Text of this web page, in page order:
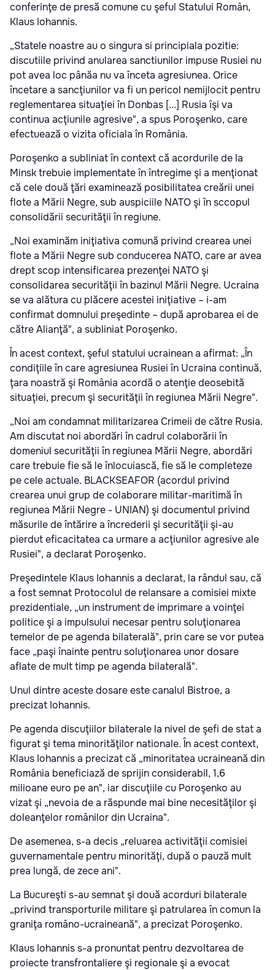
conferinţe de presă comune cu şeful Statului Român,
Klaus Iohannis.
„Statele noastre au o singura si principiala pozitie:
discutiile privind anularea sanctiunilor impuse Rusiei nu
pot avea loc pânăa nu va înceta agresiunea. Orice
încetare a sancţiunilor va fi un pericol nemijlocit pentru
reglementarea situaţiei în Donbas [...] Rusia îşi va
continua acţiunile agresive", a spus Poroşenko, care
efectuează o vizita oficiala în România.
Poroşenko a subliniat în context că acordurile de la
Minsk trebuie implementate în întregime şi a menţionat
că cele două ţări examinează posibilitatea creării unei
flote a Mării Negre, sub auspiciile NATO şi în sccopul
consolidării securităţii în regiune.
„Noi examinăm iniţiativa comună privind crearea unei
flote a Mării Negre sub conducerea NATO, care ar avea
drept scop intensificarea prezenţei NATO şi
consolidarea securităţii în bazinul Mării Negre. Ucraina
se va alătura cu plăcere acestei iniţiative – i-am
confirmat domnului preşedinte – după aprobarea ei de
către Alianţă", a subliniat Poroşenko.
În acest context, şeful statului ucrainean a afirmat: „În
condiţiile în care agresiunea Rusiei în Ucraina continuă,
ţara noastră şi România acordă o atenţie deosebită
situaţiei, precum şi securităţii în regiunea Mării Negre".
„Noi am condamnat militarizarea Crimeii de către Rusia.
Am discutat noi abordări în cadrul colaborării în
domeniul securităţii în regiunea Mării Negre, abordări
care trebuie fie să le înlocuiască, fie să le completeze
pe cele actuale. BLACKSEAFOR (acordul privind
crearea unui grup de colaborare militar-maritimă în
regiunea Mării Negre - UNIAN) şi documentul privind
măsurile de întărire a încrederii şi securităţii şi-au
pierdut eficacitatea ca urmare a acţiunilor agresive ale
Rusiei", a declarat Poroşenko.
Preşedintele Klaus Iohannis a declarat, la rândul sau, că
a fost semnat Protocolul de relansare a comisiei mixte
prezidentiale, „un instrument de imprimare a voinţei
politice şi a impulsului necesar pentru soluţionarea
temelor de pe agenda bilaterală", prin care se vor putea
face „paşi înainte pentru soluţionarea unor dosare
aflate de mult timp pe agenda bilaterală".
Unul dintre aceste dosare este canalul Bistroe, a
precizat Iohannis.
Pe agenda discuţiilor bilaterale la nivel de şefi de stat a
figurat şi tema minorităţilor nationale. În acest context,
Klaus Iohannis a precizat că „minoritatea ucraineană din
România beneficiază de sprijin considerabil, 1,6
milioane euro pe an", iar discuţiile cu Poroşenko au
vizat şi „nevoia de a răspunde mai bine necesităţilor şi
doleanţelor românilor din Ucraina".
De asemenea, s-a decis „reluarea activităţii comisiei
guvernamentale pentru minorităţi, după o pauză mult
prea lungă, de zece ani".
La Bucureşti s-au semnat şi două acorduri bilaterale
„privind transporturile militare şi patrularea în comun la
graniţa româno-ucraineană", a precizat Poroşenko.
Klaus Iohannis s-a pronuntat pentru dezvoltarea de
proiecte transfrontaliere şi regionale şi a evocat